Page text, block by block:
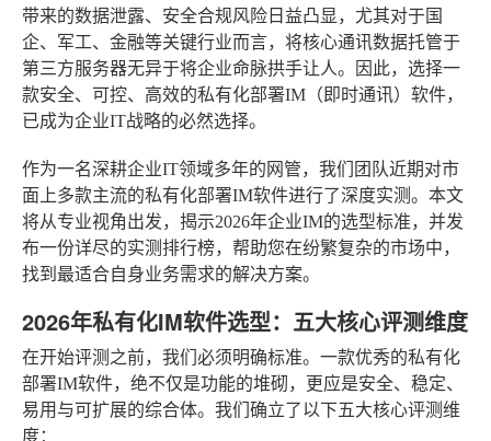
带来的数据泄露、安全合规风险日益凸显，尤其对于国
企、军工、金融等关键行业而言，将核心通讯数据托管于
第三方服务器无异于将企业命脉拱手让人。因此，选择一
款安全、可控、高效的私有化部署IM（即时通讯）软件，
已成为企业IT战略的必然选择。
作为一名深耕企业IT领域多年的网管，我们团队近期对市
面上多款主流的私有化部署IM软件进行了深度实测。本文
将从专业视角出发，揭示2026年企业IM的选型标准，并发
布一份详尽的实测排行榜，帮助您在纷繁复杂的市场中，
找到最适合自身业务需求的解决方案。
2026年私有化IM软件选型：五大核心评测维度
在开始评测之前，我们必须明确标准。一款优秀的私有化
部署IM软件，绝不仅是功能的堆砌，更应是安全、稳定、
易用与可扩展的综合体。我们确立了以下五大核心评测维
度：